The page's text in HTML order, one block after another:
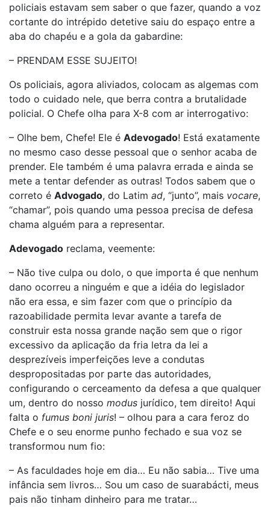
policiais estavam sem saber o que fazer, quando a voz
cortante do intrépido detetive saiu do espaço entre a
aba do chapéu e a gola da gabardine:
– PRENDAM ESSE SUJEITO!
Os policiais, agora aliviados, colocam as algemas com
todo o cuidado nele, que berra contra a brutalidade
policial. O Chefe olha para X-8 com ar interrogativo:
– Olhe bem, Chefe! Ele é Adevogado! Está exatamente
no mesmo caso desse pessoal que o senhor acaba de
prender. Ele também é uma palavra errada e ainda se
mete a tentar defender as outras! Todos sabem que o
correto é Advogado, do Latim ad, “junto”, mais vocare,
“chamar”, pois quando uma pessoa precisa de defesa
chama alguém para a representar.
Adevogado reclama, veemente:
– Não tive culpa ou dolo, o que importa é que nenhum
dano ocorreu a ninguém e que a idéia do legislador
não era essa, e sim fazer com que o princípio da
razoabilidade permita levar avante a tarefa de
construir esta nossa grande nação sem que o rigor
excessivo da aplicação da fria letra da lei a
desprezíveis imperfeições leve a condutas
despropositadas por parte das autoridades,
configurando o cerceamento da defesa a que qualquer
um, dentro do nosso modus jurídico, tem direito! Aqui
falta o fumus boni juris! – olhou para a cara feroz do
Chefe e o seu enorme punho fechado e sua voz se
transformou num fio:
– As faculdades hoje em dia… Eu não sabia… Tive uma
infância sem livros… Sou um caso de suarabácti, meus
pais não tinham dinheiro para me tratar…